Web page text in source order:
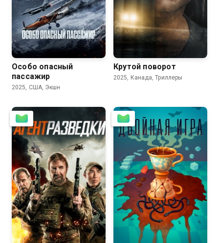
6.4 5.2
Особо опасный
пассажир
2025, США, Экшн
5.8 5.9
Крутой поворот
2025, Канада, Триллеры
2.4